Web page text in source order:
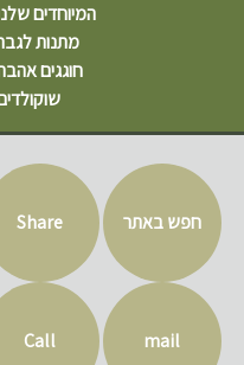
המיוחדים שלנו
מתנות לגבר
חוגגים אהבה
שוקולדים
חפש באתר Share
mail
Call